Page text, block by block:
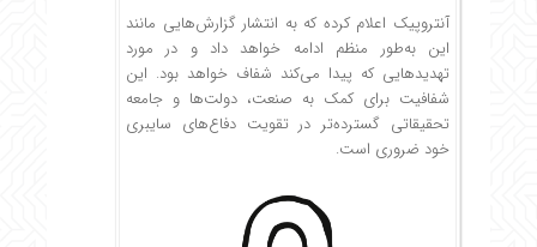
آنتروپیک اعلام کرده که به انتشار گزارش‌هایی مانند
این به‌طور منظم ادامه خواهد داد و در مورد
تهدیدهایی که پیدا می‌کند شفاف خواهد بود. این
شفافیت برای کمک به صنعت، دولت‌ها و جامعه
تحقیقاتی گسترده‌تر در تقویت دفاع‌های سایبری
خود ضروری است.